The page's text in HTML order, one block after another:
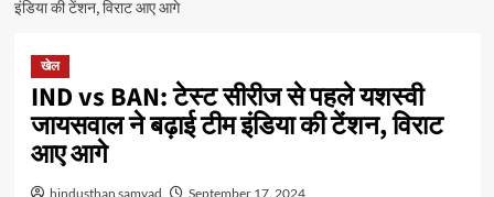
इंडिया की टेंशन, विराट आए आगे
खेल
IND vs BAN: टेस्ट सीरीज से पहले यशस्वी
जायसवाल ने बढ़ाई टीम इंडिया की टेंशन, विराट
आए आगे
hindusthan samvad September 17, 2024